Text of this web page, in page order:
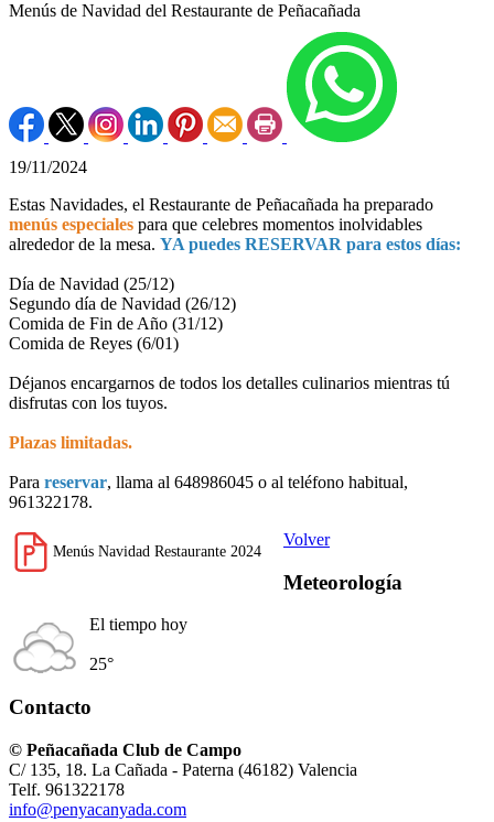
Menús de Navidad del Restaurante de Peñacañada
19/11/2024
Estas Navidades, el Restaurante de Peñacañada ha preparado
menús especiales para que celebres momentos inolvidables
alrededor de la mesa. YA puedes RESERVAR para estos días:
Día de Navidad (25/12)
Segundo día de Navidad (26/12)
Comida de Fin de Año (31/12)
Comida de Reyes (6/01)
Déjanos encargarnos de todos los detalles culinarios mientras tú
disfrutas con los tuyos.
Plazas limitadas.
Para reservar, llama al 648986045 o al teléfono habitual,
961322178.
Menús Navidad Restaurante 2024
Volver
Meteorología
El tiempo hoy
25°
Contacto
© Peñacañada Club de Campo
C/ 135, 18. La Cañada - Paterna (46182) Valencia
Telf. 961322178
info@penyacanyada.com